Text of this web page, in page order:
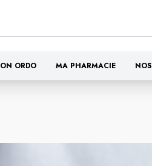
ORDO MA PHARMACIE